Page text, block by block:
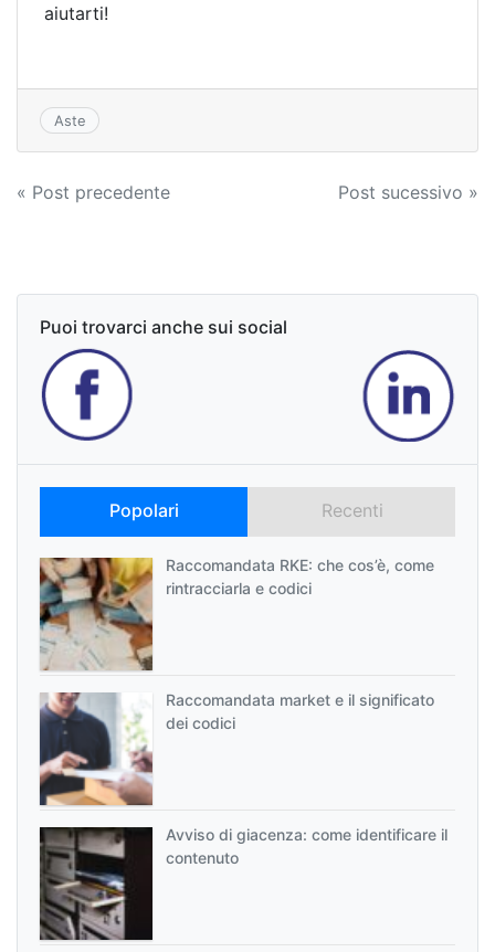
aiutarti!
Aste
Navigazione
« Post precedente Post sucessivo »
Puoi trovarci anche sui social
Popolari Recenti
Raccomandata RKE: che cos’è, come
rintracciarla e codici
Raccomandata market e il significato
dei codici
Avviso di giacenza: come identificare il
contenuto